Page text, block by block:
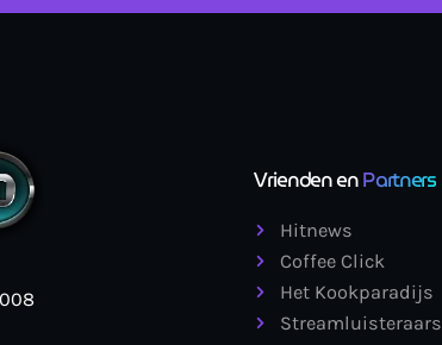
Vrienden enPartners
Hitnews
Coffee Click
Het Kookparadijs
Streamluisteraars